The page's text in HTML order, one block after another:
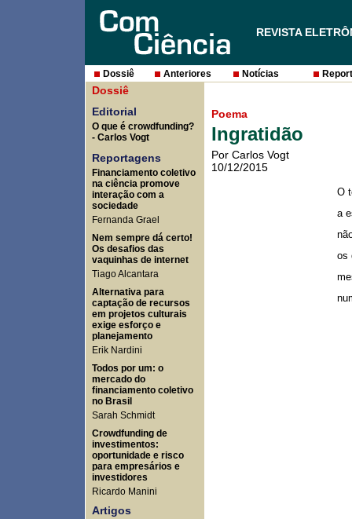
REVISTA
Dossiê Anteriores Notícias
Dossiê
Editorial
O que é crowdfunding?
- Carlos Vogt
Reportagens
Financiamento coletivo
na ciência promove
interação com a
sociedade
Fernanda Grael
Nem sempre dá certo!
Os desafios das
vaquinhas de internet
Tiago Alcantara
Alternativa para
captação de recursos
em projetos culturais
exige esforço e
planejamento
Erik Nardini
Todos por um: o
mercado do
financiamento coletivo
no Brasil
Sarah Schmidt
Crowdfunding de
investimentos:
oportunidade e risco
para empresários e
investidores
Ricardo Manini
Artigos
Poema
Ingratidão
Por Carlos Vogt
10/12/2015
O
a
os